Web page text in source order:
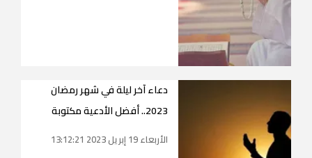
دعاء آخر ليلة في شهر رمضان
2023.. أفضل الأدعية مكتوبة
الأربعاء 19 إبريل 2023 13:12:21